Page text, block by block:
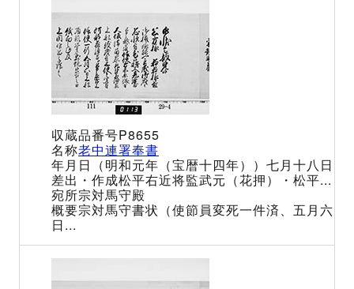
P8655
老中連署奉書
（明和元年（宝暦十四年））七月十八日
松平右近将監武元（花押）・松平...
宗対馬守殿
宗対馬守書状（使節員変死一件済、五月六
日...